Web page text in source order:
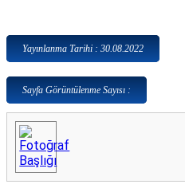
Yayınlanma Tarihi : 30.08.2022
Sayfa Görüntülenme Sayısı :